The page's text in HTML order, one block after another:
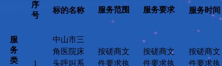
服
务
类
序
号
标的名称 服务范围 服务要求 服务时间
1
中山市三
角医院床
头呼叫系
按磋商文
件要求执
按磋商文
件要求执
按磋商文
件要求执